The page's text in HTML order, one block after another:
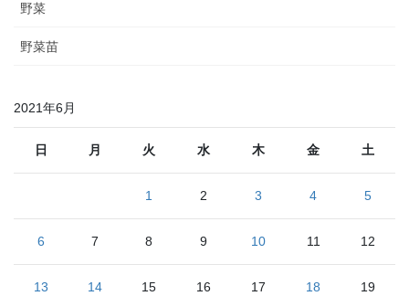
野菜
野菜苗
2021年6月
日 月 火 水 木 金 土
1 2 3 4 5
6 7 8 9 10 11 12
13 14 15 16 17 18 19